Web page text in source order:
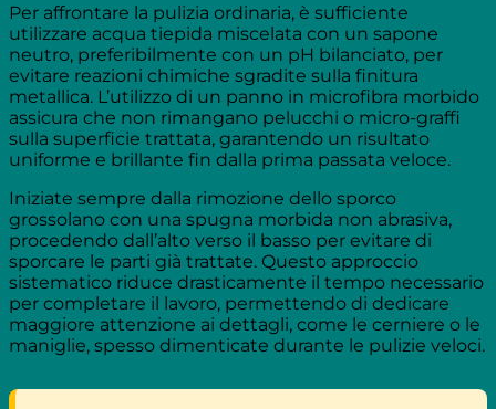
Per affrontare la pulizia ordinaria, è sufficiente
utilizzare acqua tiepida miscelata con un sapone
neutro, preferibilmente con un pH bilanciato, per
evitare reazioni chimiche sgradite sulla finitura
metallica. L’utilizzo di un panno in microfibra morbido
assicura che non rimangano pelucchi o micro-graffi
sulla superficie trattata, garantendo un risultato
uniforme e brillante fin dalla prima passata veloce.
Iniziate sempre dalla rimozione dello sporco
grossolano con una spugna morbida non abrasiva,
procedendo dall’alto verso il basso per evitare di
sporcare le parti già trattate. Questo approccio
sistematico riduce drasticamente il tempo necessario
per completare il lavoro, permettendo di dedicare
maggiore attenzione ai dettagli, come le cerniere o le
maniglie, spesso dimenticate durante le pulizie veloci.